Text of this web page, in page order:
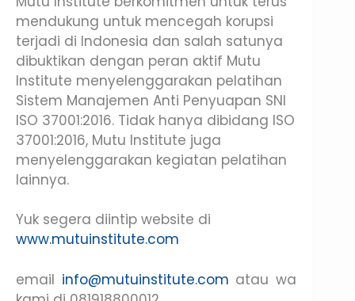
mendukung untuk mencegah korupsi
terjadi di Indonesia dan salah satunya
dibuktikan dengan peran aktif Mutu
Institute menyelenggarakan pelatihan
Sistem Manajemen Anti Penyuapan SNI
ISO 37001:2016. Tidak hanya dibidang ISO
37001:2016, Mutu Institute juga
menyelenggarakan kegiatan pelatihan
lainnya.
Yuk segera diintip website di
www.mutuinstitute.com
email info@mutuinstitute.com atau wa